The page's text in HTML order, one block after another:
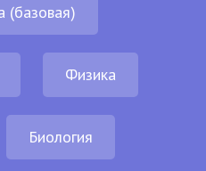
(базовая)
Физика
Биология